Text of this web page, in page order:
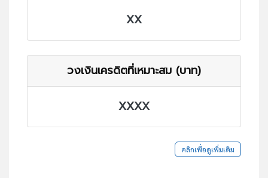
XX
วงเงินเครดิตที่เหมาะสม (บาท)
XXXX
คลิกเพื่อดูเพิ่มเติม